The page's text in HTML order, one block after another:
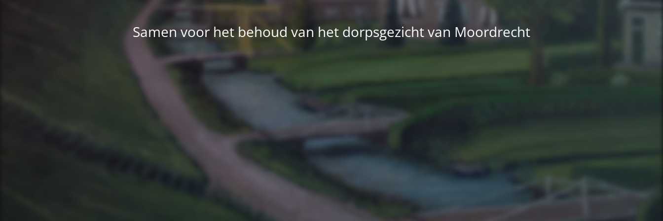
Samen voor het behoud van het dorpsgezicht van Moordrecht